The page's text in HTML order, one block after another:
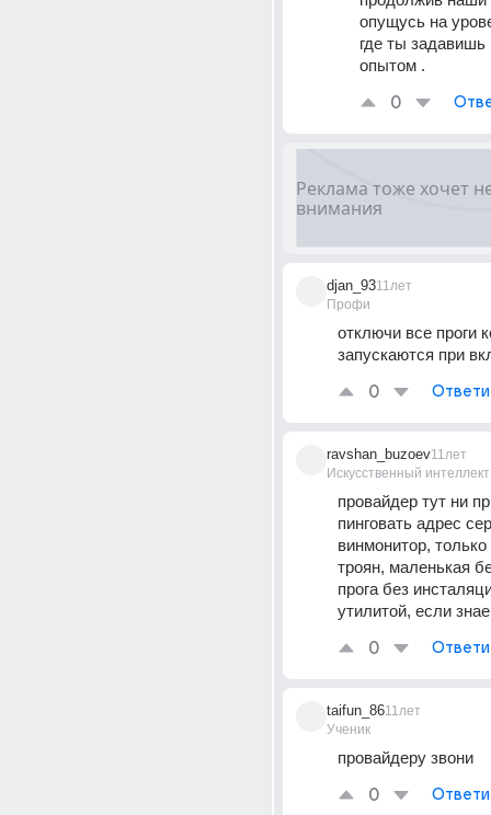
опущусь на
где ты
опытом .
0
djan_93
Профи
11лет
отключи все проги
запускаются при
0
ravshan_buzoev
Искусственный интеллект
11лет
провайдер тут ни
пинговать адрес
винмонитор,
троян, маленькая
прога без
утилитой, если
0
taifun_86
Ученик
11лет
провайдеру звони
0